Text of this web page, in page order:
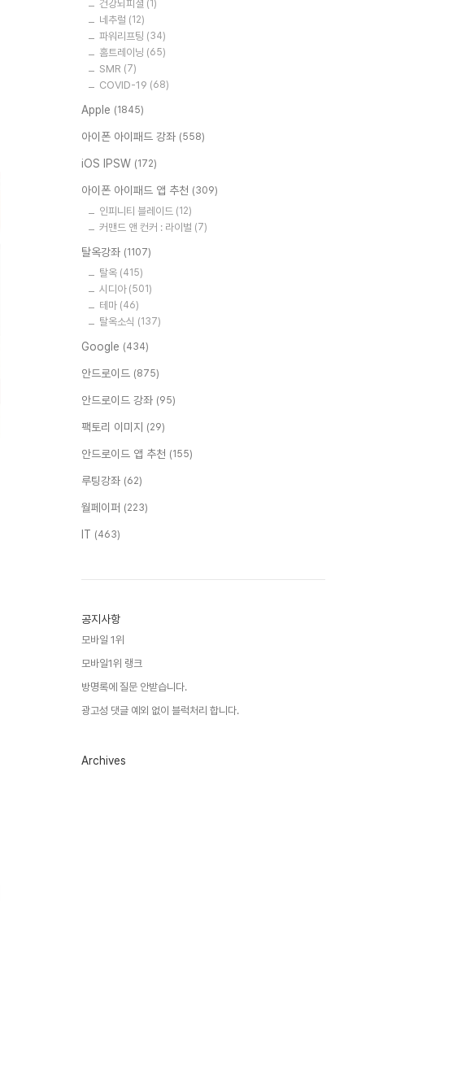
건강뇌피셜 (1)
네추럴 (12)
파워리프팅 (34)
홈트레이닝 (65)
SMR (7)
COVID-19 (68)
Apple (1845)
아이폰 아이패드 강좌 (558)
iOS IPSW (172)
아이폰 아이패드 앱 추천 (309)
인피니티 블레이드 (12)
커맨드 앤 컨커 : 라이벌 (7)
탈옥강좌 (1107)
탈옥 (415)
시디아 (501)
테마 (46)
탈옥소식 (137)
Google (434)
안드로이드 (875)
안드로이드 강좌 (95)
팩토리 이미지 (29)
안드로이드 앱 추천 (155)
루팅강좌 (62)
월페이퍼 (223)
IT (463)
공지사항
모바일 1위
모바일1위 랭크
방명록에 질문 안받습니다.
광고성 댓글 예외 없이 블럭처리 합니다.
Archives